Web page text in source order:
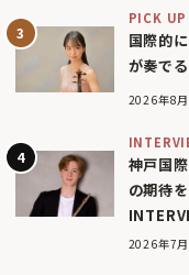
PICK UP
国際的
が奏で
2026年8
神戸国
の期待
2026年7